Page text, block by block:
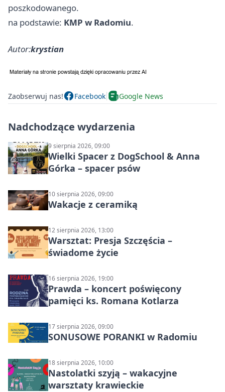
poszkodowanego.
na podstawie: KMP w Radomiu.
Autor:krystian
Zaobserwuj nas! Facebook Google News
Nadchodzące wydarzenia
9 sierpnia 2026, 09:00
Wielki Spacer z DogSchool & Anna
Górka – spacer psów
10 sierpnia 2026, 09:00
Wakacje z ceramiką
12 sierpnia 2026, 13:00
Warsztat: Presja Szczęścia –
świadome życie
16 sierpnia 2026, 19:00
Prawda – koncert poświęcony
pamięci ks. Romana Kotlarza
17 sierpnia 2026, 09:00
SONUSOWE PORANKI w Radomiu
18 sierpnia 2026, 10:00
Nastolatki szyją – wakacyjne
warsztaty krawieckie